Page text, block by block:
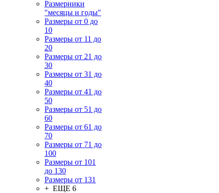
Размерники
"месяцы и годы"
Размеры от 0 до
10
Размеры от 11 до
20
Размеры от 21 до
30
Размеры от 31 до
40
Размеры от 41 до
50
Размеры от 51 до
60
Размеры от 61 до
70
Размеры от 71 до
100
Размеры от 101
до 130
Размеры от 131
+ ЕЩЕ 6